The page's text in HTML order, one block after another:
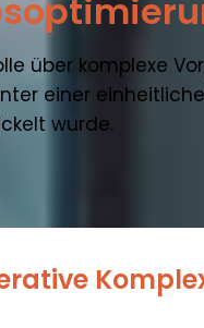
über komplexe
einer
wurde.